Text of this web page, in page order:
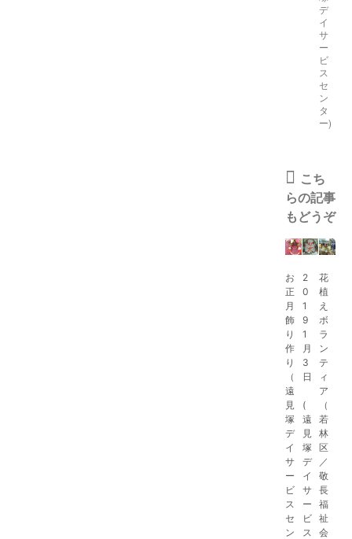
デ
イ
サ
ー
ビ
ス
セ
ン
タ
ー)
こち
らの記事
もどうぞ
お
正
月
飾
り
作
り
（
遠
見
塚
デ
イ
サ
ー
ビ
ス
セ
ン
2
0
1
9
1
月
3
日
(
遠
見
塚
デ
イ
サ
ー
ビ
ス
花
植
え
ボ
ラ
ン
テ
ィ
ア
（
若
林
区
／
敬
長
福
祉
会